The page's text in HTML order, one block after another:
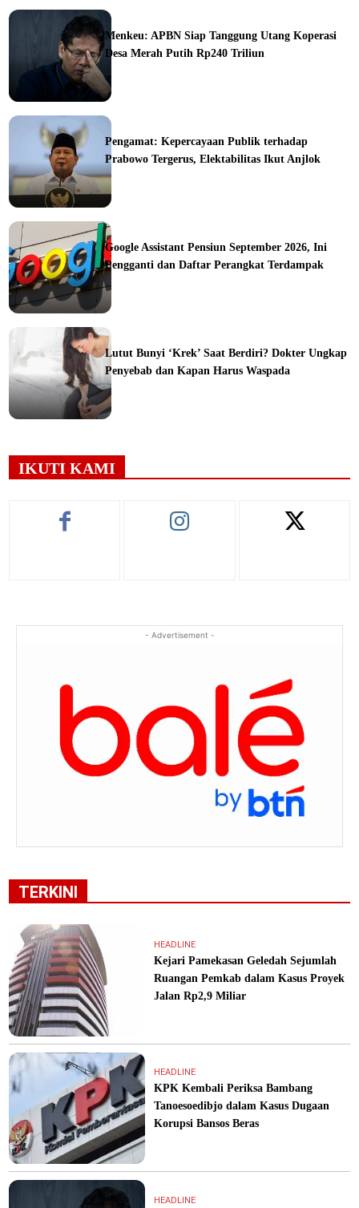
Menkeu: APBN Siap Tanggung Utang Koperasi
Desa Merah Putih Rp240 Triliun
Pengamat: Kepercayaan Publik terhadap
Prabowo Tergerus, Elektabilitas Ikut Anjlok
Google Assistant Pensiun September 2026, Ini
Pengganti dan Daftar Perangkat Terdampak
Lutut Bunyi ‘Krek’ Saat Berdiri? Dokter Ungkap
Penyebab dan Kapan Harus Waspada
IKUTI KAMI
- Advertisement -
TERKINI
HEADLINE
Kejari Pamekasan Geledah Sejumlah
Ruangan Pemkab dalam Kasus Proyek
Jalan Rp2,9 Miliar
HEADLINE
KPK Kembali Periksa Bambang
Tanoesoedibjo dalam Kasus Dugaan
Korupsi Bansos Beras
HEADLINE